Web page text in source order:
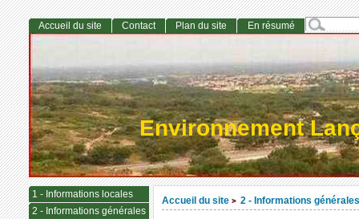
Environnement
Accueil du site > 2 - Informations générales
Accueil du site Contact Plan du site En résumé
1 - Informations locales
2 - Informations générales